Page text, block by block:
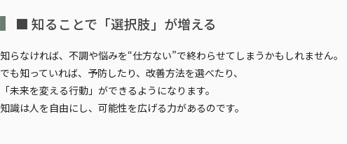
■ 知ることで「選択肢」が増える
知らなければ、不調や悩みを“仕方ない”で終わらせてしまうかもしれません。
でも知っていれば、予防したり、改善方法を選べたり、
「未来を変える行動」ができる ようになります。
知識は人を自由にし、可能性を広げる力があるのです。